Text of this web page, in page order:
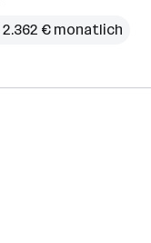
2.362 € monatlich